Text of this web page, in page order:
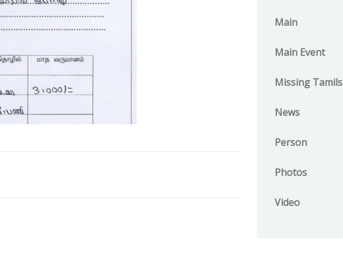
Main
Main Event
Missing Tamils
News
Person
Photos
Video